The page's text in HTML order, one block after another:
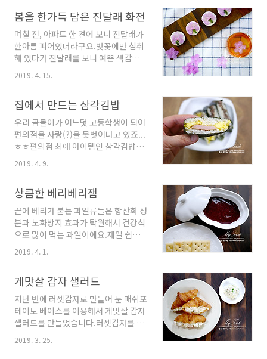
다. [재료]버터 500g초코렛 350g설탕
500g달걀 9개바닐라에센스 3작은술
박력분 500g베이킹파우더 15g다진 아
몬드 350g *크림치즈 아이싱크림치즈
300g버터 100g바닐라에센스 2작은술
슈가파우더..
끼 식사가 되었습니다. [재료]당근 1/2
오이 1/2청포도 10알노랑대추토마토
10개양상추삶은 메추리알 10알시판용
검은깨 드레싱 당근을 4~5cm 길이로
자른 다음 감자껍질 깎는 필러로 밀어서
얇게 슬라이스 해줍니다. 오이도 겉 부
부분은 제외하고 얇게 슬라이스 해줍니
다. 대추토마토와 청포도는 2~3mm
두께의 원형으로 썰어주세요. 양상추는
깨끗이 씻어 먹기 좋은 크기로 찢어 담
습니다. 준비된 재료를 모두 담고 마지
막에 삶은 메추리알을 넣어 주..
봄을 한가득 담은 진달래 화전
며칠 전, 아파트 한 켠에 보니 진달래가
한아름 피어있더라구요.벚꽃에만 심취
해 있다가 진달래를 보니 예쁜 색감에
한 눈에 혹했답니다~간만에 진달래화
전 한 번 부쳐볼까 했는데... ㅎㅎ 서울
구할 수나 있어야죠.그래서 공주에서
부업으로 농사 짓는 교수친구에게 부탁
을 했더니 산에 지천으로 피어있으니 따
서 택배로 보내준다고 합니다.괜히 미
안한 생각에 조금만 보내라 했더니 정말
조금만 보냈더라구요...ㅎ 택배 포장하
덜어서 쭈꾸미에 싸먹었대요...ㅋㅋㅋ
쭈꾸미와 진달래의 조합은 좀~~ 뭐 하
여간 도착한 택배박스 뜯어보니 플라스
틱 과일포장박스에 조신하게 넣어서 보
냈답니다.보기만해도 예쁜 색에 기분
좋아졌어요. 행여 시들까 서둘러 준비
2019. 4. 15.
집에서 만드는 삼각김밥
우리 곰돌이가 어느덧 고등학생이 되어
편의점을 사랑(?)을 못벗어나고 있죠...
ㅎㅎ편의점 최애 아이템인 삼각김밥~
밖에서 먹다가 심지어 집에까지 사오기
도 하는데... 한 번 먹어보니 밥은 너무
어 주기로 했습니다.요즘 마트에서 삼
각김밥 포장세트를 팔아서 내용물만 준
비하면 쉽게 만들 수 있어요.그래서 스
팸달걀 삼각김밥과 소고기 치즈 삼각김
밥을 만들어 봅니다. [재료]쌀 3컵스팸
작은통 1개달걀 4개불고기용 소고기
장세트 16장 *소고기 양념 간장 2큰술
설탕 1큰술 후추 1 작은술 참기름 2큰
술 통깨 1큰술 *밥양념 날치알 2큰술 참
기름 2큰술 통꺠 1큰술 소금 1작은술
압력밥솥으로 먼저 김밥용 밥을 합니
다. 스팸은 삼각형 틀 안에 들..
2019. 4. 9.
상큼한 베리베리잼
끝에 베리가 붙는 과일류들은 항산화 성
분과 노화방지 효과가 탁월해서 건강식
으로 많이 먹는 과일이에요.제일 쉽게
구할 수 있는 것이 딸기이고 그 외에 복
분자나 슈퍼복분자라 불리우는 블랙베
있지요. 얼마 전에 양재동 하나로 마트
에 갔더니 국내산 복분자와 블랙베리가
있어서 잼을 만들려고 사왔답니다.잼을
응고 시키는 펙틴가루를 첨가해서 만들
면 설탕을 덜 넣고 오래 끓이지 않기 때
문에 과일 본연의 향을 충분히 느낄 수
2019. 4. 1.
게맛살 감자 샐러드
지난 번에 러셋감자로 만들어 둔 매쉬포
테이토 베이스를 이용해서 게맛살 감자
샐러드를 만들었습니다.러셋감자를 삶
아서 소분한 뒤, 냉동시켜 놨다가 필요
할 때 꺼내어 전자레인지에 8분만 돌리
2019. 3. 25.